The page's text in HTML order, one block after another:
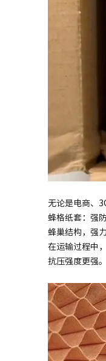
无论是电商、
蜂格纸套：强
蜂巢结构，强
在运输过程中
抗压强度更强。